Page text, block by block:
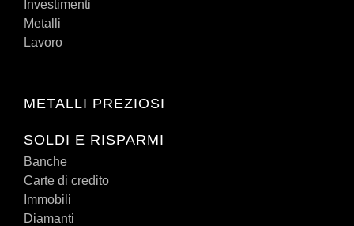
Investimenti
Metalli
Lavoro
METALLI PREZIOSI
SOLDI E RISPARMI
Banche
Carte di credito
Immobili
Diamanti